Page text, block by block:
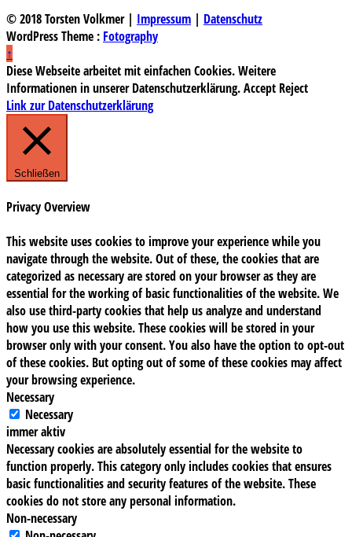
© 2018 Torsten Volkmer | Impressum | Datenschutz
WordPress Theme : Fotography
↑
Diese Webseite arbeitet mit einfachen Cookies. Weitere
Informationen in unserer Datenschutzerklärung.Accept Reject
Link zur Datenschutzerklärung
Schließen
Privacy Overview
This website uses cookies to improve your experience while you
navigate through the website. Out of these, the cookies that are
categorized as necessary are stored on your browser as they are
essential for the working of basic functionalities of the website. We
also use third-party cookies that help us analyze and understand
how you use this website. These cookies will be stored in your
browser only with your consent. You also have the option to opt-out
of these cookies. But opting out of some of these cookies may affect
your browsing experience.
Necessary
Necessary
immer aktiv
Necessary cookies are absolutely essential for the website to
function properly. This category only includes cookies that ensures
basic functionalities and security features of the website. These
cookies do not store any personal information.
Non-necessary